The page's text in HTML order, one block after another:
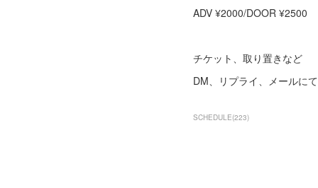
ADV ¥2000/DOOR ¥2500
チケット、取り置きなど
DM、リプライ、メールに
SCHEDULE(223)